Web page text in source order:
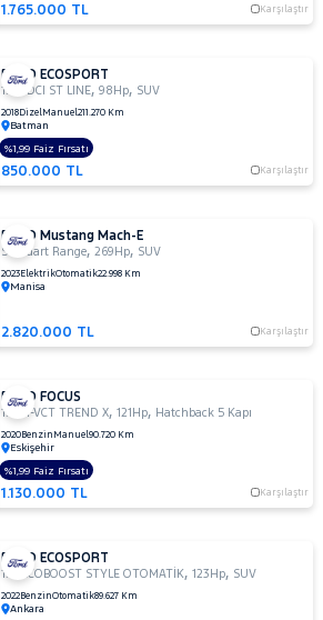
1.765.000 TL Karşılaştır
FORD ECOSPORT
1.5 TDCI ST LINE,98Hp, SUV
2018DizelManuel211.270 Km
Batman
850.000 TL Karşılaştır
%1,99 Faiz Fırsatı
FORD Mustang Mach-E
Standart Range,269Hp, SUV
2023ElektrikOtomatik22.998 Km
Manisa
2.820.000 TL Karşılaştır
FORD FOCUS
1.5 TI-VCT TREND X,121Hp, Hatchback 5 Kapı
2020Benzin Manuel90.720 Km
Eskişehir
1.130.000 TL Karşılaştır
%1,99 Faiz Fırsatı
FORD ECOSPORT
1.0 ECOBOOST STYLE OTOMATİK,123Hp, SUV
2022BenzinOtomatik89.627 Km
Ankara